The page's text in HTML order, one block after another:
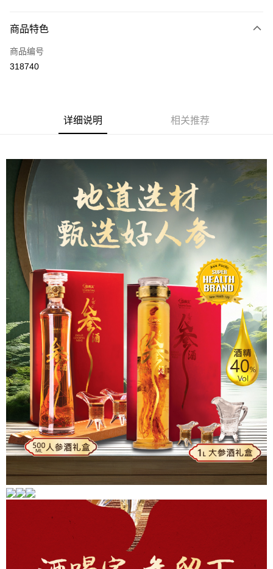
信用卡一次付清
网上银行
Retail Delivery
商品特色
商品编号
318740
详细说明 相关推荐